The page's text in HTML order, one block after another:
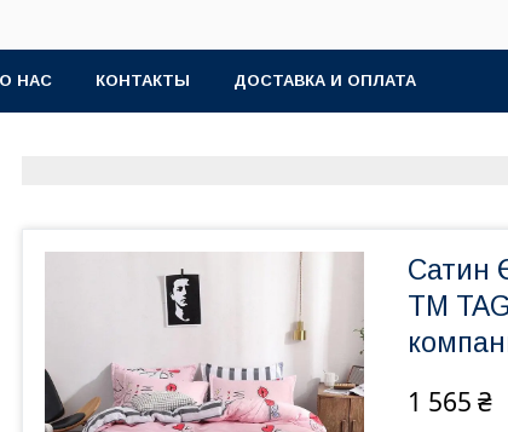
О НАС КОНТАКТЫ ДОСТАВКА И ОПЛАТА
Сатин
ТМ
1 565 ₴